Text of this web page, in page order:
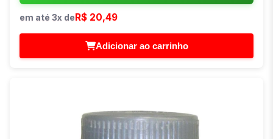
em até 3x deR$ 20,49
Adicionar ao carrinho